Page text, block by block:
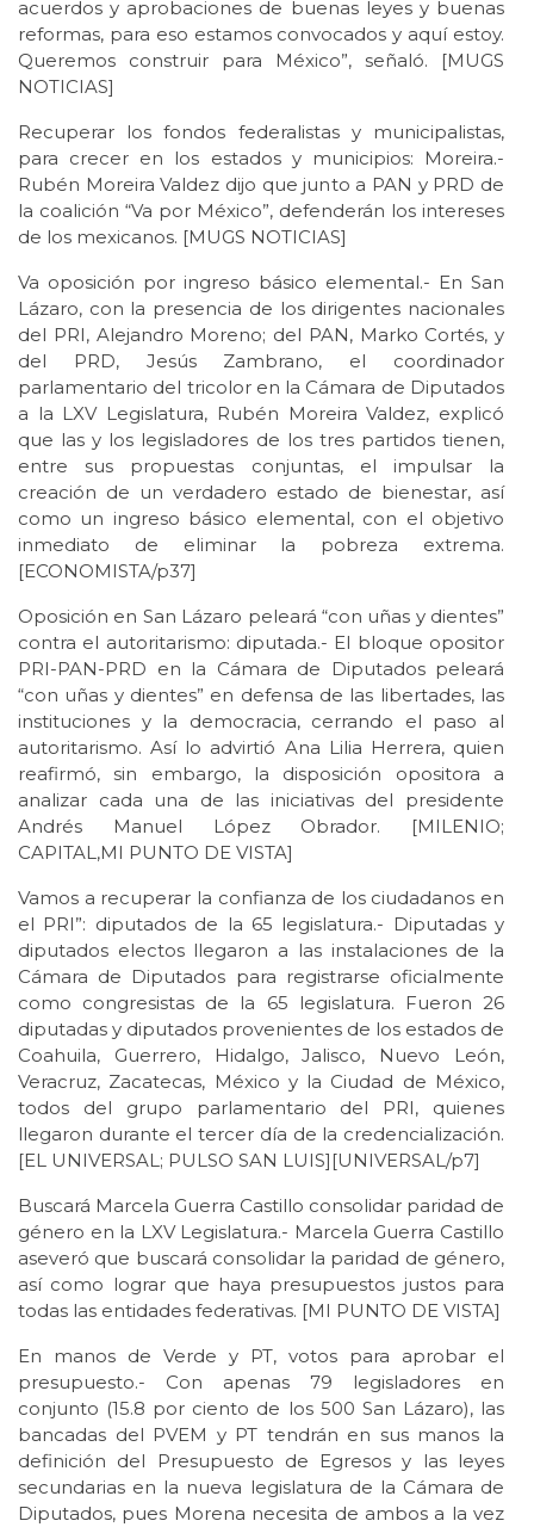
acuerdos y aprobaciones de buenas leyes y buenas
reformas, para eso estamos convocados y aquí estoy.
Queremos construir para México”, señaló. [MUGS
NOTICIAS]
Recuperar los fondos federalistas y municipalistas,
para crecer en los estados y municipios: Moreira.-
Rubén Moreira Valdez dijo que junto a PAN y PRD de
la coalición “Va por México”, defenderán los intereses
de los mexicanos. [MUGS NOTICIAS]
Va oposición por ingreso básico elemental.- En San
Lázaro, con la presencia de los dirigentes nacionales
del PRI, Alejandro Moreno; del PAN, Marko Cortés, y
del PRD, Jesús Zambrano, el coordinador
parlamentario del tricolor en la Cámara de Diputados
a la LXV Legislatura, Rubén Moreira Valdez, explicó
que las y los legisladores de los tres partidos tienen,
entre sus propuestas conjuntas, el impulsar la
creación de un verdadero estado de bienestar, así
como un ingreso básico elemental, con el objetivo
inmediato de eliminar la pobreza extrema.
[ECONOMISTA/p37]
Oposición en San Lázaro peleará “con uñas y dientes”
contra el autoritarismo: diputada.- El bloque opositor
PRI-PAN-PRD en la Cámara de Diputados peleará
“con uñas y dientes” en defensa de las libertades, las
instituciones y la democracia, cerrando el paso al
autoritarismo. Así lo advirtió Ana Lilia Herrera, quien
reafirmó, sin embargo, la disposición opositora a
analizar cada una de las iniciativas del presidente
Andrés Manuel López Obrador. [MILENIO;
CAPITAL,MI PUNTO DE VISTA]
Vamos a recuperar la confianza de los ciudadanos en
el PRI”: diputados de la 65 legislatura.- Diputadas y
diputados electos llegaron a las instalaciones de la
Cámara de Diputados para registrarse oficialmente
como congresistas de la 65 legislatura. Fueron 26
diputadas y diputados provenientes de los estados de
Coahuila, Guerrero, Hidalgo, Jalisco, Nuevo León,
Veracruz, Zacatecas, México y la Ciudad de México,
todos del grupo parlamentario del PRI, quienes
llegaron durante el tercer día de la credencialización.
[EL UNIVERSAL; PULSO SAN LUIS][UNIVERSAL/p7]
Buscará Marcela Guerra Castillo consolidar paridad de
género en la LXV Legislatura.- Marcela Guerra Castillo
aseveró que buscará consolidar la paridad de género,
así como lograr que haya presupuestos justos para
todas las entidades federativas. [MI PUNTO DE VISTA]
En manos de Verde y PT, votos para aprobar el
presupuesto.- Con apenas 79 legisladores en
conjunto (15.8 por ciento de los 500 San Lázaro), las
bancadas del PVEM y PT tendrán en sus manos la
definición del Presupuesto de Egresos y las leyes
secundarias en la nueva legislatura de la Cámara de
Diputados, pues Morena necesita de ambos a la vez